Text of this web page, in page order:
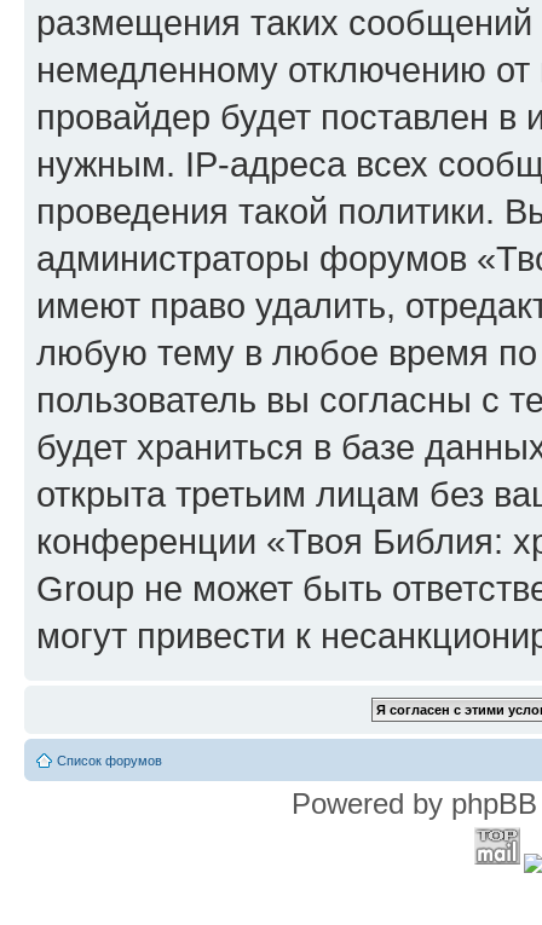
размещения таких
немедленному отключению
провайдер будет поставлен в
нужным. IP-адреса всех
проведения такой политики.
администраторы форумов
имеют право удалить,
любую тему в любое время
пользователь вы согласны с
будет храниться в базе
открыта третьим лицам без
конференции «Твоя Библия:
Group не может быть
могут привести к
Список форумов
Powered by